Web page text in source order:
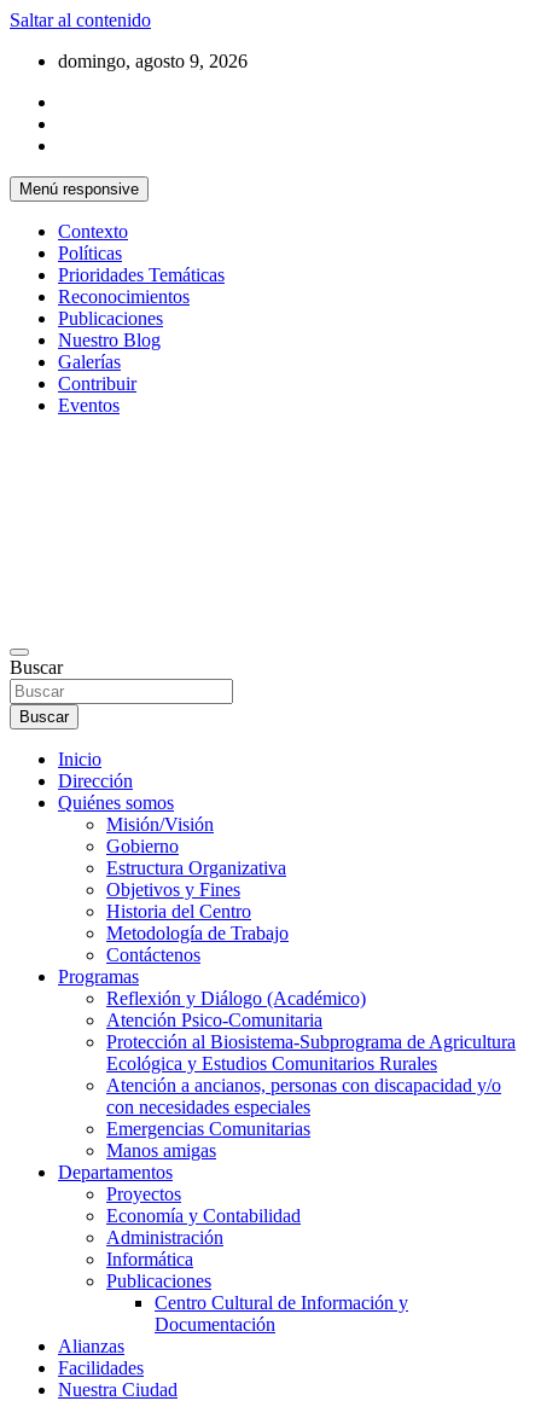
Saltar al contenido
domingo, agosto 9, 2026
Menú responsive
Contexto
Políticas
Prioridades Temáticas
Reconocimientos
Publicaciones
Nuestro Blog
Galerías
Contribuir
Eventos
Buscar
Buscar
Inicio
Dirección
Quiénes somos
Misión/Visión
Gobierno
Estructura Organizativa
Objetivos y Fines
Historia del Centro
Metodología de Trabajo
Contáctenos
Programas
Reflexión y Diálogo (Académico)
Atención Psico-Comunitaria
Protección al Biosistema-Subprograma de Agricultura
Ecológica y Estudios Comunitarios Rurales
Atención a ancianos, personas con discapacidad y/o
con necesidades especiales
Emergencias Comunitarias
Manos amigas
Departamentos
Proyectos
Economía y Contabilidad
Administración
Informática
Publicaciones
Centro Cultural de Información y
Documentación
Alianzas
Facilidades
Nuestra Ciudad